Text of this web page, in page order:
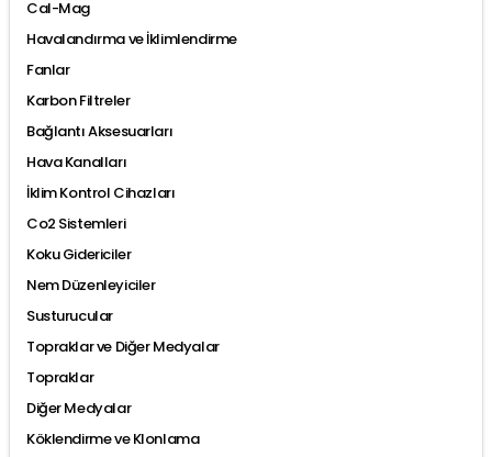
Cal-Mag
Havalandırma ve İklimlendirme
Fanlar
Karbon Filtreler
Bağlantı Aksesuarları
Hava Kanalları
İklim Kontrol Cihazları
Co2 Sistemleri
Koku Gidericiler
Nem Düzenleyiciler
Susturucular
Topraklar ve Diğer Medyalar
Topraklar
Diğer Medyalar
Köklendirme ve Klonlama